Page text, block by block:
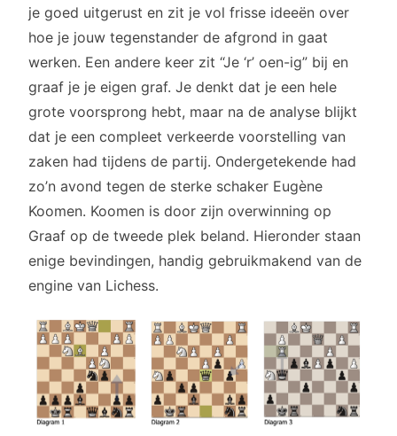
je goed uitgerust en zit je vol frisse ideeën over
hoe je jouw tegenstander de afgrond in gaat
werken. Een andere keer zit “Je ‘r’ oen-ig” bij en
graaf je je eigen graf. Je denkt dat je een hele
grote voorsprong hebt, maar na de analyse blijkt
dat je een compleet verkeerde voorstelling van
zaken had tijdens de partij. Ondergetekende had
zo’n avond tegen de sterke schaker Eugène
Koomen. Koomen is door zijn overwinning op
Graaf op de tweede plek beland. Hieronder staan
enige bevindingen, handig gebruikmakend van de
engine van Lichess.